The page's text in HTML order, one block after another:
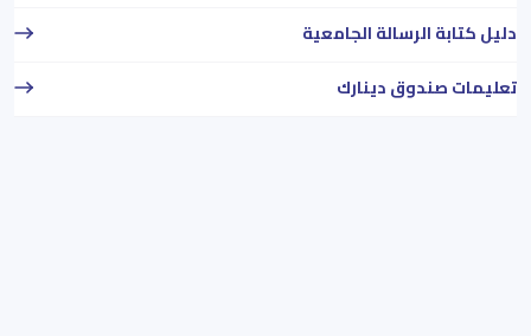
دليل كتابة الرسالة الجامعية
تعليمات صندوق دينارك